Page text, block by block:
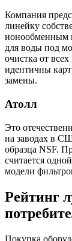
Компания
линейку
ионообменным
для воды под
очистка от
идентичны
замены.
Атолл
Это
на заводах в
образца NSF.
считается
модели
Рейтинг
Покупка